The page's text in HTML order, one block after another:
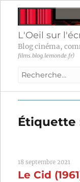
L'Oeil sur
Blog cinéma,
films.blog.lemonde.fr)
Recherche
:
Étiquette
18 septembre 2021
Le Cid